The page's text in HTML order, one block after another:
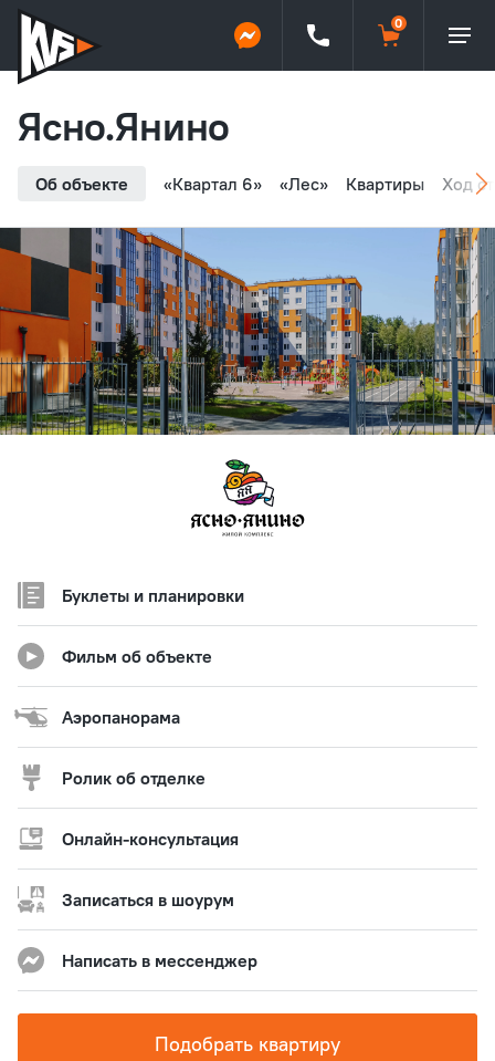
Ясно.Янино
Об объекте «Квартал 6» «Лес» Квартиры Ход
Буклеты и планировки
Фильм об объекте
Аэропанорама
Ролик об отделке
Онлайн-консультация
Записаться в шоурум
Написать в мессенджер
Подобрать квартиру